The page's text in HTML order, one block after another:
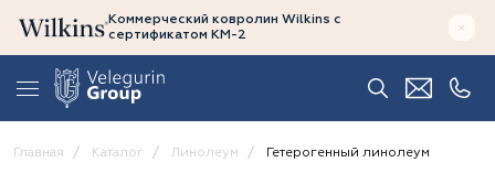
Коммерческий ковролин Wilkins с
сертификатом КМ-2
Главная Каталог Линолеум Гетерогенный линолеум